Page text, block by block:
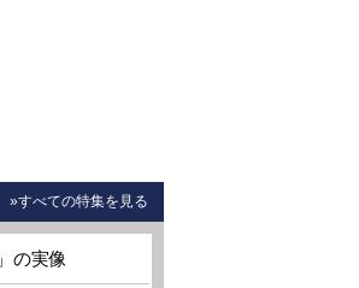
»すべての特集を見る
の実像